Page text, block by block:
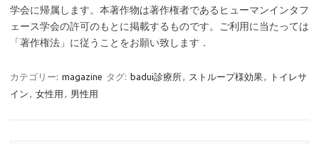
学会に帰属します。本著作物は著作権者であるヒューマンインタフ
ェース学会の許可のもとに掲載するものです。ご利用に当たっては
「著作権法」に従うことをお願い致します．
カテゴリー: magazine タグ: badui診療所, ストループ様効果,
トイレサ
イン , 女性用 , 男性用